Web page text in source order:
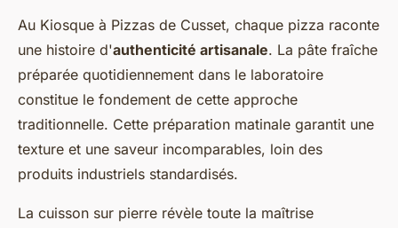
Au Kiosque à Pizzas de Cusset, chaque pizza raconte
une histoire d'authenticité artisanale. La pâte fraîche
préparée quotidiennement dans le laboratoire
constitue le fondement de cette approche
traditionnelle. Cette préparation matinale garantit une
texture et une saveur incomparables, loin des
produits industriels standardisés.
La cuisson sur pierre révèle toute la maîtrise